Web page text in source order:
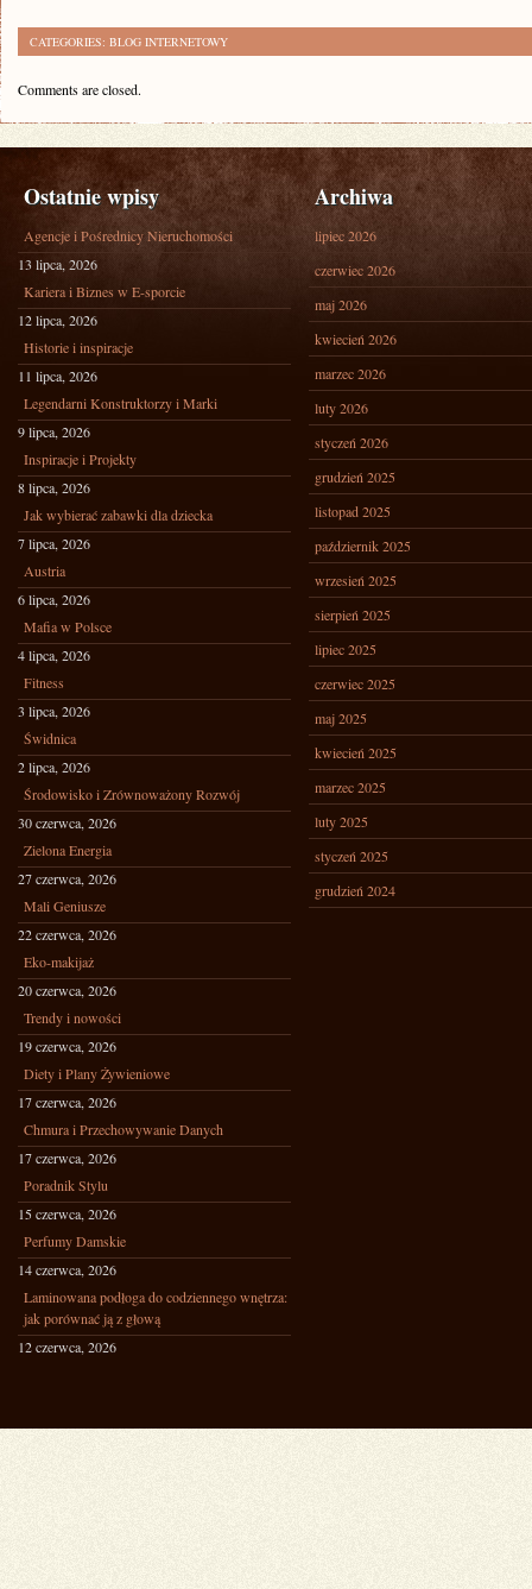
CATEGORIES: BLOG INTERNETOWY
Comments are closed.
Ostatnie wpisy
Agencje i Pośrednicy Nieruchomości
13 lipca, 2026
Kariera i Biznes w E-sporcie
12 lipca, 2026
Historie i inspiracje
11 lipca, 2026
Legendarni Konstruktorzy i Marki
9 lipca, 2026
Inspiracje i Projekty
8 lipca, 2026
Jak wybierać zabawki dla dziecka
7 lipca, 2026
Austria
6 lipca, 2026
Mafia w Polsce
4 lipca, 2026
Fitness
3 lipca, 2026
Świdnica
2 lipca, 2026
Środowisko i Zrównoważony Rozwój
30 czerwca, 2026
Zielona Energia
27 czerwca, 2026
Mali Geniusze
22 czerwca, 2026
Eko-makijaż
20 czerwca, 2026
Trendy i nowości
19 czerwca, 2026
Diety i Plany Żywieniowe
17 czerwca, 2026
Chmura i Przechowywanie Danych
17 czerwca, 2026
Poradnik Stylu
15 czerwca, 2026
Perfumy Damskie
14 czerwca, 2026
Laminowana podłoga do codziennego wnętrza:
jak porównać ją z głową
12 czerwca, 2026
Archiwa
lipiec 2026
czerwiec 2026
maj 2026
kwiecień 2026
marzec 2026
luty 2026
styczeń 2026
grudzień 2025
listopad 2025
październik 2025
wrzesień 2025
sierpień 2025
lipiec 2025
czerwiec 2025
maj 2025
kwiecień 2025
marzec 2025
luty 2025
styczeń 2025
grudzień 2024